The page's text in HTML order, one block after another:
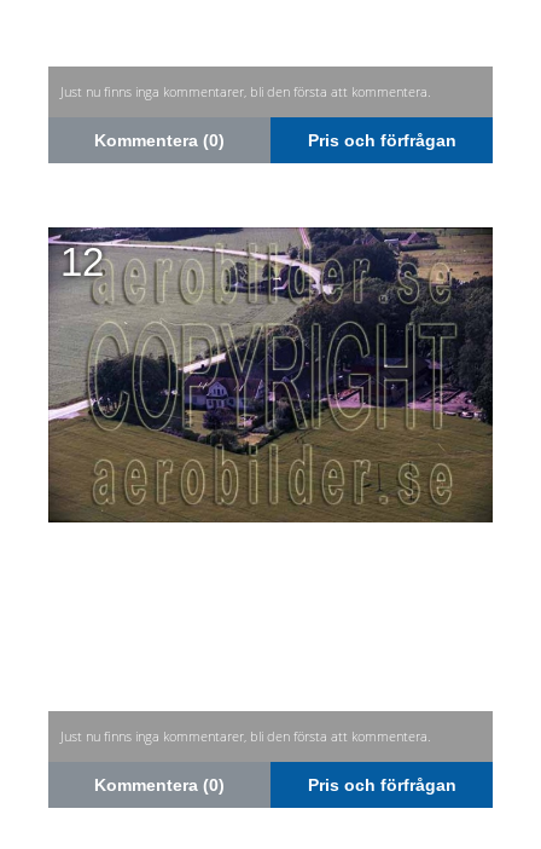
Just nu finns inga kommentarer, bli den första att kommentera.
Kommentera (0) Pris och förfrågan
12
Just nu finns inga kommentarer, bli den första att kommentera.
Kommentera (0) Pris och förfrågan